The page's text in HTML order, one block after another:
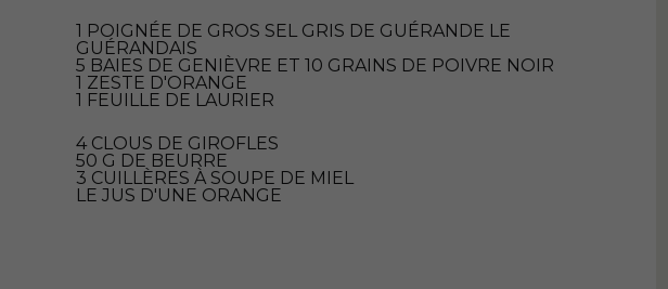
1 POIGNÉE DE GROS SEL GRIS DE GUÉRANDE LE
GUÉRANDAIS
5 BAIES DE GENIÈVRE ET 10 GRAINS DE POIVRE NOIR
1 ZESTE D'ORANGE
1 FEUILLE DE LAURIER
4 CLOUS DE GIROFLES
50 G DE BEURRE
3 CUILLÈRES À SOUPE DE MIEL
LE JUS D'UNE ORANGE